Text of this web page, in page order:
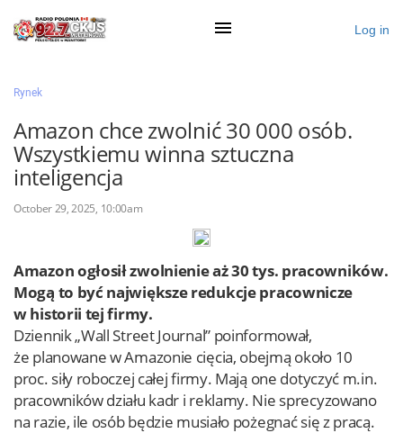
Ogłoś się
Działy
Zaloguj przez Clascal
Log in
Rynek
Amazon chce zwolnić 30 000 osób.
Wszystkiemu winna sztuczna
inteligencja
October 29, 2025, 10:00am
Amazon ogłosił zwolnienie aż 30 tys. pracowników.
Mogą to być największe redukcje pracownicze
w historii tej firmy.
Dziennik „Wall Street Journal” poinformował,
że planowane w Amazonie cięcia, obejmą około 10
proc. siły roboczej całej firmy. Mają one dotyczyć m.in.
pracowników działu kadr i reklamy. Nie sprecyzowano
na razie, ile osób będzie musiało pożegnać się z pracą.